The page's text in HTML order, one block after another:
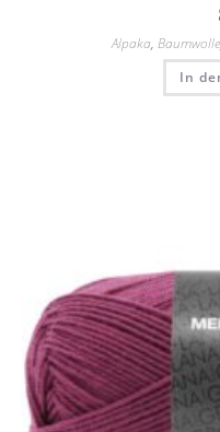
Alpaka, Baumwolle
In